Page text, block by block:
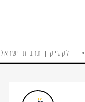
לקסיקון תרבות ישראל